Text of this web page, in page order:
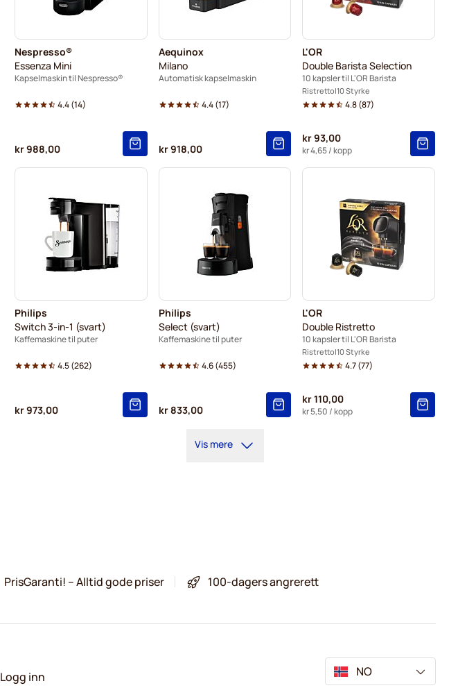
Nespresso®
Essenza Mini
Kapselmaskin til Nespresso®
4.4(14)
kr 988,00
Aequinox
Milano
Automatisk kapselmaskin
4.4(17)
kr 918,00
L'OR
Double Barista Selection
10 kapsler til L'OR Barista
Ristretto 10 Styrke
4.8(87)
kr 93,00
kr 4,65/ kopp
Philips
Switch 3-in-1 (svart)
Kaffemaskine til puter
4.5(262)
kr 973,00
Philips
Select (svart)
Kaffemaskine til puter
4.6(455)
kr 833,00
L'OR
Double Ristretto
10 kapsler til L'OR Barista
Ristretto 10 Styrke
4.7(77)
kr 110,00
kr 5,50 / kopp
Vis mere
PrisGaranti! – Alltid gode priser 100-dagers angrerett
Logg inn NO